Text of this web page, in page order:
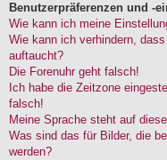
Benutzerpräferenzen und -
Wie kann ich meine
Wie kann ich verhindern,
auftaucht?
Die Forenuhr geht falsch!
Ich habe die Zeitzone
falsch!
Meine Sprache steht auf
Was sind das für Bilder, die
werden?